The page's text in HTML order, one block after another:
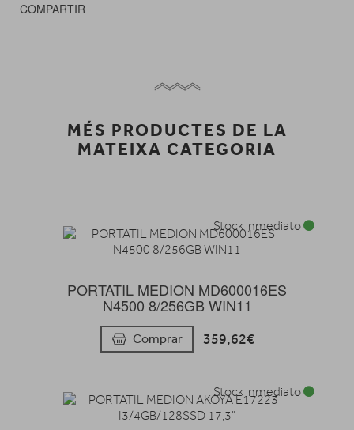
COMPARTIR
MÉS PRODUCTES DE LA
MATEIXA CATEGORIA
PORTATIL MEDION MD600016ES
N4500 8/256GB WIN11
Comprar 359,62€
Stock inmediato
Stock inmediato